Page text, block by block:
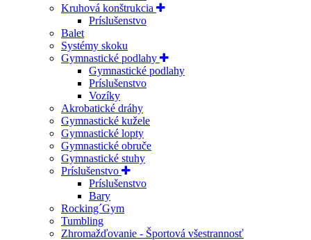
Kruhová konštrukcia
Príslušenstvo
Balet
Systémy skoku
Gymnastické podlahy
Gymnastické podlahy
Príslušenstvo
Vozíky
Akrobatické dráhy
Gymnastické kužele
Gymnastické lopty
Gymnastické obruče
Gymnastické stuhy
Príslušenstvo
Príslušenstvo
Bary
Rocking´Gym
Tumbling
Zhromažďovanie - Športová všestrannosť